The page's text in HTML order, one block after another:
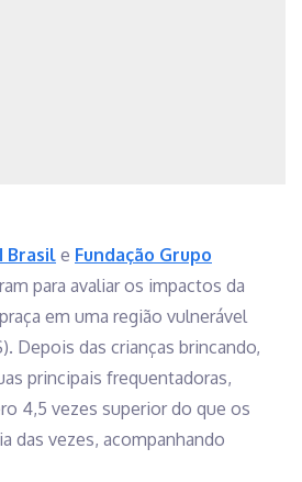
Brasil e Fundação Grupo
para avaliar os impactos da
em uma região vulnerável
Depois das crianças brincando,
principais frequentadoras,
4,5 vezes superior do que os
das vezes, acompanhando